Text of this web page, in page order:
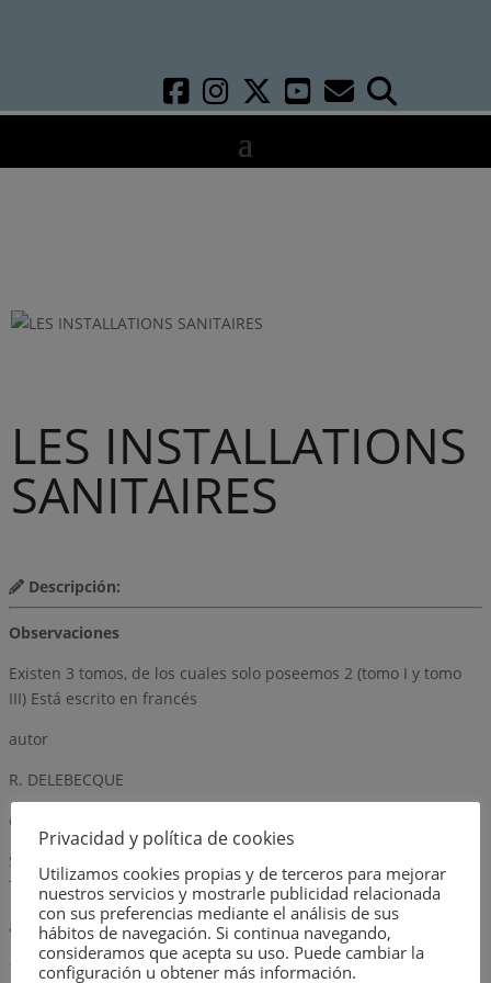
LES INSTALLATIONS
SANITAIRES
Descripción:
Observaciones
Existen 3 tomos, de los cuales solo poseemos 2 (tomo I y tomo
III) Está escrito en francés
autor
R. DELEBECQUE
editorial
SOCIETE DE DIFFUSION DES TECHNIQUES DU BATIMENT ET DES
TRAVAUX PUBLICS
año
1969
Privacidad y política de cookies
Utilizamos cookies propias y de terceros para mejorar
nuestros servicios y mostrarle publicidad relacionada
con sus preferencias mediante el análisis de sus
hábitos de navegación. Si continua navegando,
consideramos que acepta su uso. Puede cambiar la
configuración u obtener más información.